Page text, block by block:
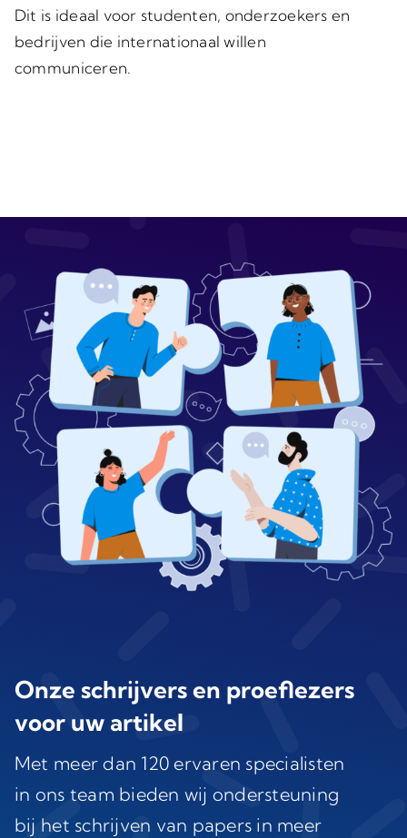
Dit is ideaal voor studenten, onderzoekers en
bedrijven die internationaal willen
communiceren.
Onze schrijvers en proeflezers
voor uw artikel
Met meer dan 120 ervaren specialisten
in ons team bieden wij ondersteuning
bij het schrijven van papers in meer